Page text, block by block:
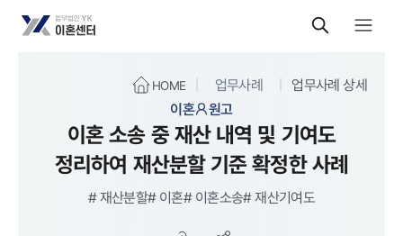
HOME 업무사례
업무사례 상세
이혼
원고
이혼 소송 중 재산 내역 및 기여도
정리하여 재산분할 기준 확정한 사례
#재산분할#이혼#이혼소송#재산기여도